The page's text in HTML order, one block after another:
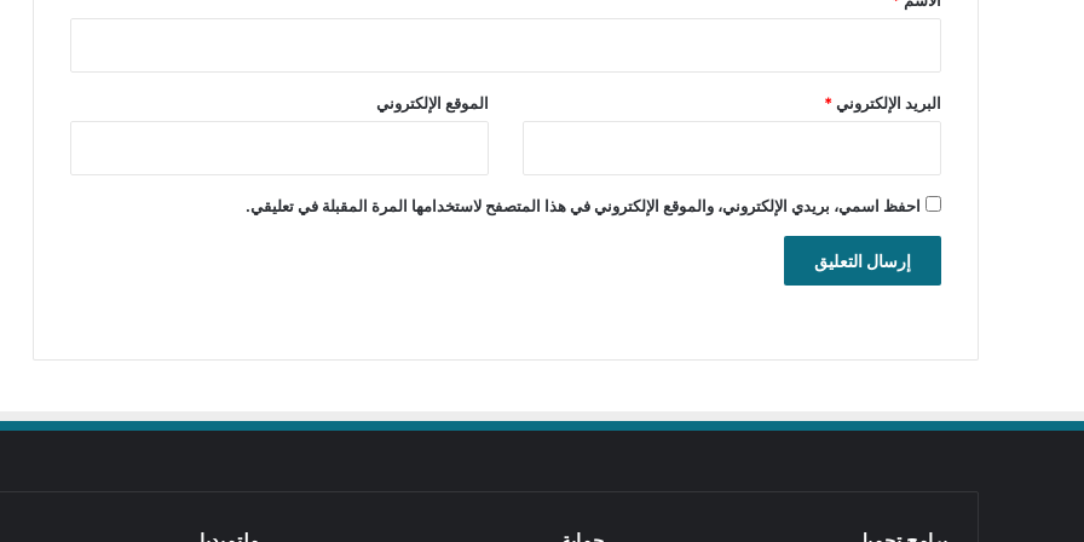
البريد الإلكتروني* الموقع الإلكتروني
احفظ اسمي، بريدي الإلكتروني، والموقع الإلكتروني في هذا المتصفح لاستخدامها المرة المقبلة في تعليقي.